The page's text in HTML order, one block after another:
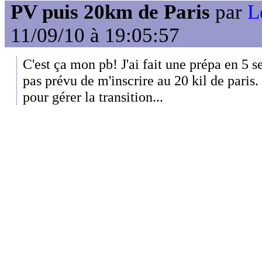
PV puis 20km de Paris par
11/09/10 à 19:05:57
C'est ça mon pb! J'ai fait une prépa en 5
pas prévu de m'inscrire au 20 kil de
pour gérer la transition...